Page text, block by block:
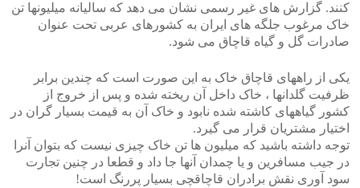
کنند. گزارش های غیر رسمی نشان می دهد که سالیانه میلیونها تن
خاک مرغوب جلگه های ایران به کشورهای عربی تحت عنوان
صادرات گل و گیاه قاچاق می شود.
یکی از راههای قاچاق خاک به این صورت است که چندین برابر
ظرفیت گلدانها ، خاک داخل آن ریخته شده و پس از خروج از
کشور گیاههای کاشته شده نابود و خاک آن به قیمت بسیار گران در
اختیار مشتریان قرار می گیرد.
توجه داشته باشید که میلیون ها تن خاک چیزی نیست که بتوان آنرا
در جیب مسافرین و یا چمدان آنها جا داد و قطعا در چنین تجارت
سود آوری نقش برادران قاچاقچی بسیار پررنگ است!